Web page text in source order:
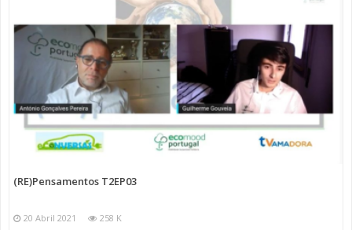
(RE)Pensamentos T2EP03
20 Abril 2021 258 K